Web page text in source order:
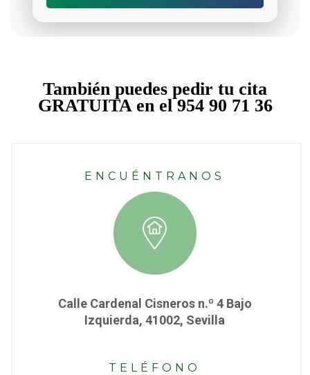
También puedes pedir tu cita
GRATUITA en el 954 90 71 36
ENCUÉNTRANOS
Calle Cardenal Cisneros n.º 4 Bajo
Izquierda, 41002, Sevilla
TELÉFONO